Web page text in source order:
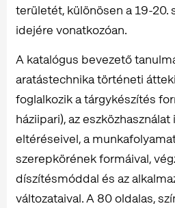
területét, különösen a 19-20.
idejére vonatkozóan.
A katalógus bevezető
aratástechnika történeti
foglalkozik a tárgykészítés
háziipari), az
eltéréseivel, a
szerepkörének formáival,
díszítésmóddal és az
változataival. A 80 oldalas,